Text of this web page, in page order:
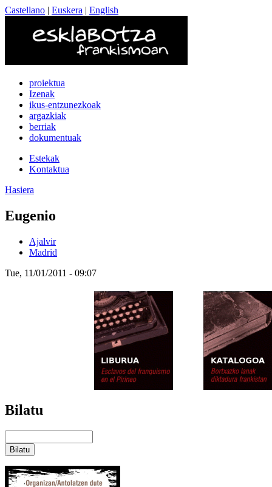
Castellano | Euskera | English
proiektua
Izenak
ikus-entzunezkoak
argazkiak
berriak
dokumentuak
Estekak
Kontaktua
Hasiera
Eugenio
Ajalvir
Madrid
Tue, 11/01/2011 - 09:07
Bilatu